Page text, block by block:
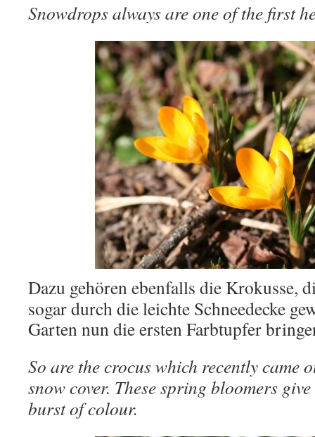
Snowdrops always are one of the first
Dazu gehören ebenfalls die Krokusse,
sogar durch die leichte Schneedecke
Garten nun die ersten Farbtupfer
So are the crocus which recently came
snow cover. These spring bloomers
burst of colour.